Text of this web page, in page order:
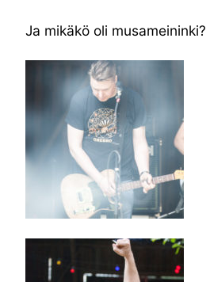
Ja mikäkö oli